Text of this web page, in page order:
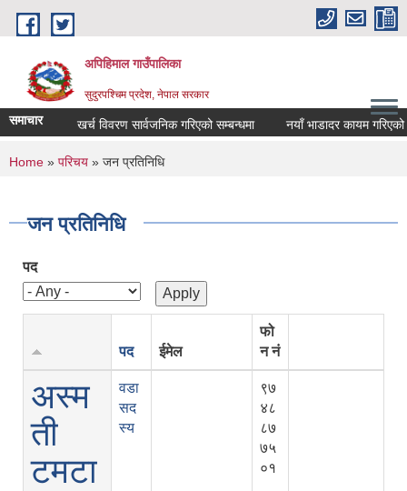
Skip to main content
अपिहिमाल गाउँपालिका
सुदुरपश्चिम प्रदेश, नेपाल सरकार
समाचार खर्च विवरण सार्वजनिक गरिएको सम्बन्धमा नयाँ भाडादर कायम गरिएको बारे
You are here
Home » परिचय » जन प्रतिनिधि
जन प्रतिनिधि
पद
पद ईमेल
फो
न नं
अस्म
ती
टमटा
वडा
सद
स्य
९७
४८
८७
७५
०१